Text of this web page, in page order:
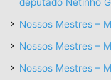
Nossos Mestres –
Nossos Mestres –
Nossos Mestres –